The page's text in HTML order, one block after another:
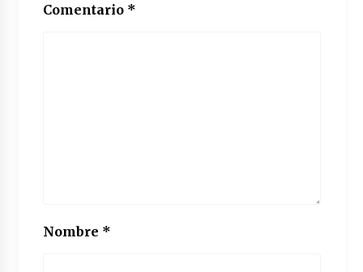
Comentario *
Nombre *